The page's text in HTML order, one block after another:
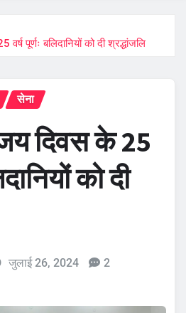
पूर्णः बलिदानियों को दी श्रद्धांजलि
सेना
दिवस के 25
को दी
जुलाई 26, 2024 2